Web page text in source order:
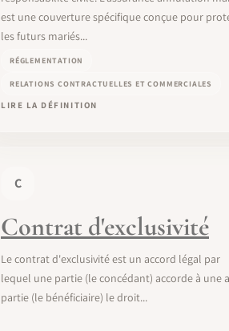
est une couverture spécifique conçue pour
les futurs mariés...
RÉGLEMENTATION
RELATIONS CONTRACTUELLES ET COMMERCIALES
LIRE LA DÉFINITION
C
Contrat d'exclusivité
Le contrat d'exclusivité est un accord légal par
lequel une partie (le concédant) accorde à une
partie (le bénéficiaire) le droit...